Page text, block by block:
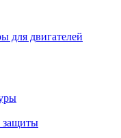
для двигателей
защиты